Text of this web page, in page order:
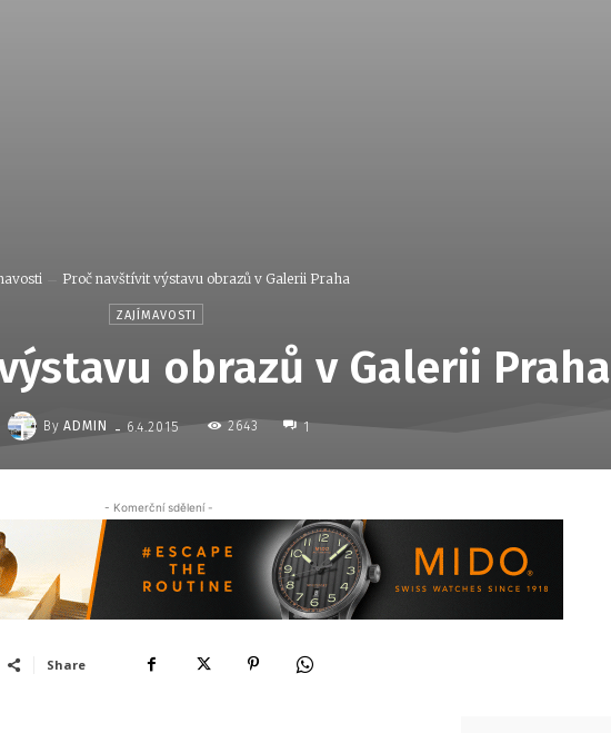
Proč navštívit výstavu obrazů v Galerii Praha
ZAJÍMAVOSTI
obrazů v Galerii Praha
By ADMIN - 6.4.2015 2643 1
- Komerční sdělení -
Share